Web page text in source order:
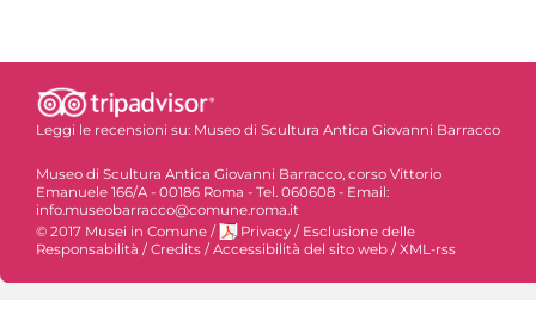
Leggi le recensioni su: Museo di Scultura Antica Giovanni Barracco
Museo di Scultura Antica Giovanni Barracco, corso Vittorio
Emanuele 166/A - 00186 Roma - Tel. 060608 - Email:
info.museobarracco@comune.roma.it
© 2017 Musei in Comune / Privacy / Esclusione delle
Responsabilità / Credits / Accessibilità del sito web / XML-rss